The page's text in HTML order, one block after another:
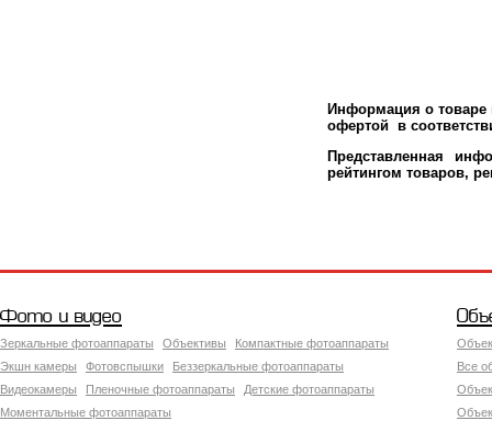
Информация о товаре
офертой в
Представленная
рейтингом товаров,
Фото и видео
Зеркальные фотоаппараты Объективы
Компактные фотоаппараты
Экшн камеры
Фотовспышки
Беззеркальные фотоаппараты
Видеокамеры
Пленочные фотоаппараты
Детские фотоаппараты
Моментальные фотоаппараты
Все